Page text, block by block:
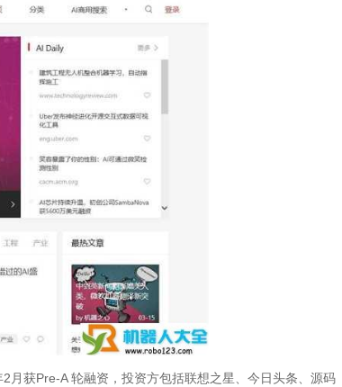
获Pre-A 轮融资，投资方包括联想之星、今日头条、源码